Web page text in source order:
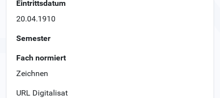
Eintrittsdatum
20.04.1910
Semester
Fach normiert
Zeichnen
URL Digitalisat